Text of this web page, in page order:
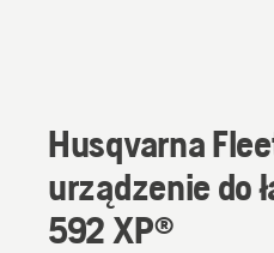
Husqvarna
urządzenie do
592 XP®